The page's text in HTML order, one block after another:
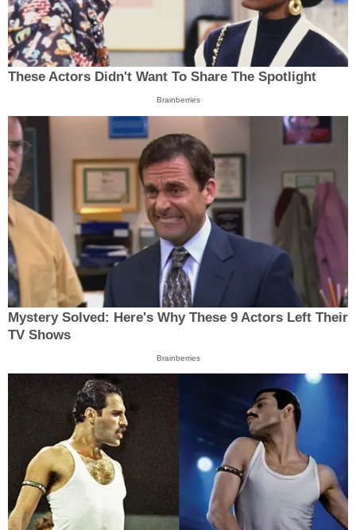
These Actors Didn't Want To Share The Spotlight
Brainberries
Mystery Solved: Here's Why These 9 Actors Left Their
TV Shows
Brainberries